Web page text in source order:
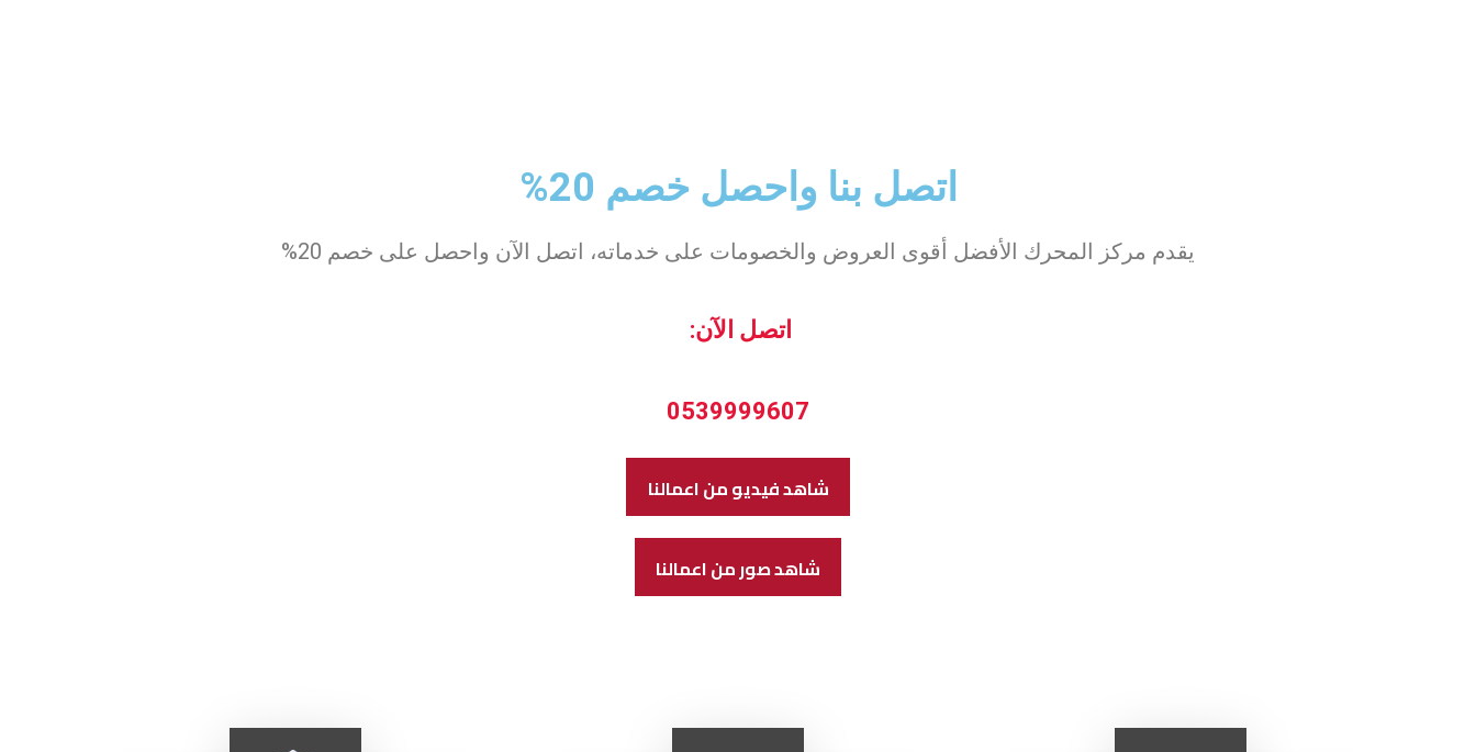
اتصل بنا واحصل خصم 20%
يقدم مركز المحرك الأفضل أقوى العروض والخصومات على خدماته، اتصل الآن واحصل على خصم 20%
اتصل الآن:
0539999607
شاهد فيديو من اعمالنا
شاهد صور من اعمالنا